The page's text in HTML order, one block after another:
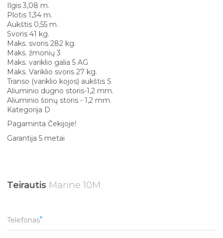
Ilgis 3,08 m.
Plotis 1,34 m.
Aukštis 0,55 m.
Svoris 41 kg.
Maks. svoris 282 kg.
Maks. žmonių 3
Maks. variklio galia 5 AG
Maks. Variklio svoris 27 kg.
Transo (variklio kojos) aukštis S
Aliuminio dugno storis-1,2 mm.
Aliuminio šonų storis - 1,2 mm.
Kategorija D
Pagaminta Čekijoje!
Garantija 5 metai
Teirautis Marine 10M
Telefonas